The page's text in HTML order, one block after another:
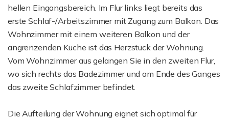
hellen Eingangsbereich. Im Flur links liegt bereits das
erste Schlaf-/Arbeitszimmer mit Zugang zum Balkon. Das
Wohnzimmer mit einem weiteren Balkon und der
angrenzenden Küche ist das Herzstück der Wohnung.
Vom Wohnzimmer aus gelangen Sie in den zweiten Flur,
wo sich rechts das Badezimmer und am Ende des Ganges
das zweite Schlafzimmer befindet.
Die Aufteilung der Wohnung eignet sich optimal für